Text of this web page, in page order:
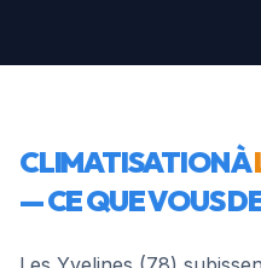
CLIMATISATION À
— CE QUE VOUS